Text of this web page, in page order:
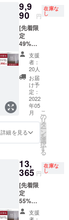
※税込、
送料込
格で
す。
ざいま
す。ご
了承く
ださ
い。 ※
ご注文
状況、
使用部
材の供
給状
況、製
造工程
上の都
合等に
より出
荷時期
が遅れ
※税込、
送料込
格で
す。
本体×2
個 ・交
換式ブ
ラシ
ヘッド
×4個 ・
充電
ケーブ
ル×2個
（箱サ
イズ：
220mm
×50mm
×20mm
）×2個
※デザイ
ン・仕
性もご
ざいま
す。ご
了承く
ださ
い。 ※
ご注文
9,9
90 円
在庫な
し
[先着限
定
49%OF
F ！] ・
ミニマ
ルソ
ニック×
２セッ
ト ・
9,990円
［一般
販売予
定価格
19,800
円の
49%OF
本体×2
個 ・交
換式ブ
ラシ
ヘッド
×4個 ・
充電
ケーブ
支援
者：
20人
お届
け予
定：
2022
年05
月
詳細を見る
こ
の
リ
タ
ー
ン
を
選
択
す
る
13,
365 円
在庫な
し
[先着限
定
55%OF
F ！] ・
ミニマ
支援